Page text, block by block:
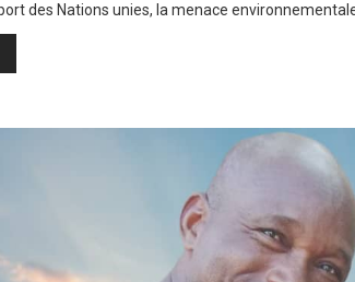
des Nations unies, la menace